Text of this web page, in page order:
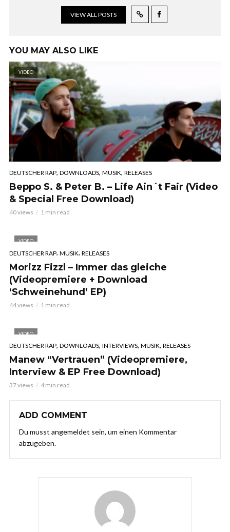
VIEW ALL POSTS
YOU MAY ALSO LIKE
VIDEO
DEUTSCHER RAP, DOWNLOADS, MUSIK, RELEASES
Beppo S. & Peter B. – Life Ain´t Fair (Video
& Special Free Download)
40 views 1 min read
VIDEO
DEUTSCHER RAP, MUSIK, RELEASES
Morizz Fizzl – Immer das gleiche
(Videopremiere + Download
‘Schweinehund’ EP)
44 views 1 min read
VIDEO
DEUTSCHER RAP, DOWNLOADS, INTERVIEWS, MUSIK, RELEASES
Manew “Vertrauen” (Videopremiere,
Interview & EP Free Download)
37 views 4 min read
ADD COMMENT
Du musst angemeldet sein, um einen Kommentar
abzugeben.